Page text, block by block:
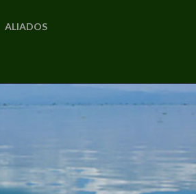
ALIADOS